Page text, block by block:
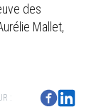
des
Mallet,
: